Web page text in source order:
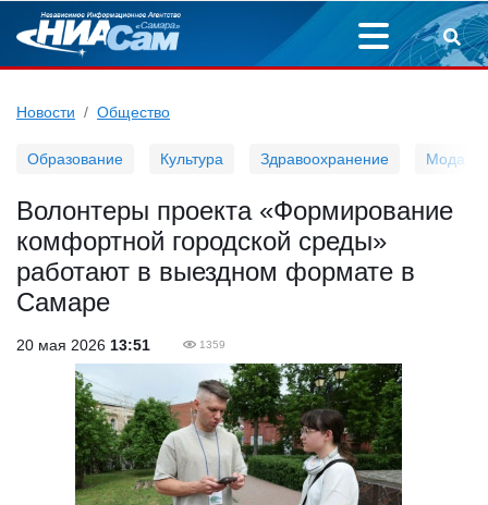
Новости Общество
Образование Культура Здравоохранение Мода
Волонтеры проекта «Формирование
комфортной городской среды»
работают в выездном формате в
Самаре
20 мая 2026 13:51 1359